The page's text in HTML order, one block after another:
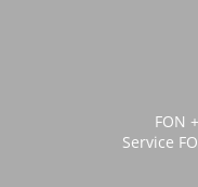
FON
Service